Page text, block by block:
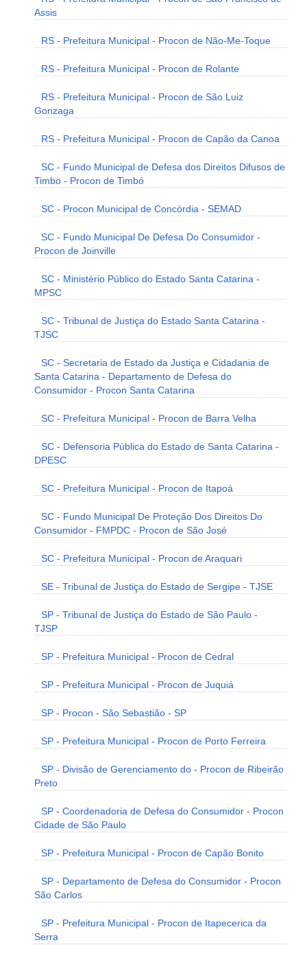
Assis
RS - Prefeitura Municipal - Procon de Não-Me-Toque
RS - Prefeitura Municipal - Procon de Rolante
RS - Prefeitura Municipal - Procon de São Luiz
Gonzaga
RS - Prefeitura Municipal - Procon de Capão da Canoa
SC - Fundo Municipal de Defesa dos Direitos Difusos de
Timbo - Procon de Timbó
SC - Procon Municipal de Concórdia - SEMAD
SC - Fundo Municipal De Defesa Do Consumidor -
Procon de Joinville
SC - Ministério Público do Estado Santa Catarina -
MPSC
SC - Tribunal de Justiça do Estado Santa Catarina -
TJSC
SC - Secretaria de Estado da Justiça e Cidadania de
Santa Catarina - Departamento de Defesa do
Consumidor - Procon Santa Catarina
SC - Prefeitura Municipal - Procon de Barra Velha
SC - Defensoria Pública do Estado de Santa Catarina -
DPESC
SC - Prefeitura Municipal - Procon de Itapoá
SC - Fundo Municipal De Proteção Dos Direitos Do
Consumidor - FMPDC - Procon de São José
SC - Prefeitura Municipal - Procon de Araquari
SE - Tribunal de Justiça do Estado de Sergipe - TJSE
SP - Tribunal de Justiça do Estado de São Paulo -
TJSP
SP - Prefeitura Municipal - Procon de Cedral
SP - Prefeitura Municipal - Procon de Juquiá
SP - Procon - São Sebastião - SP
SP - Prefeitura Municipal - Procon de Porto Ferreira
SP - Divisão de Gerenciamento do - Procon de Ribeirão
Preto
SP - Coordenadoria de Defesa do Consumidor - Procon
Cidade de São Paulo
SP - Prefeitura Municipal - Procon de Capão Bonito
SP - Departamento de Defesa do Consumidor - Procon
São Carlos
SP - Prefeitura Municipal - Procon de Itapecerica da
Serra